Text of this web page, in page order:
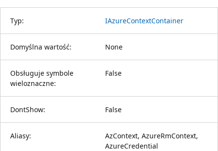
Typ: IAzureContextContainer
Domyślna wartość: None
Obsługuje symbole
wieloznaczne:
False
DontShow: False
Aliasy:
AzContext, AzureRmContext,
AzureCredential